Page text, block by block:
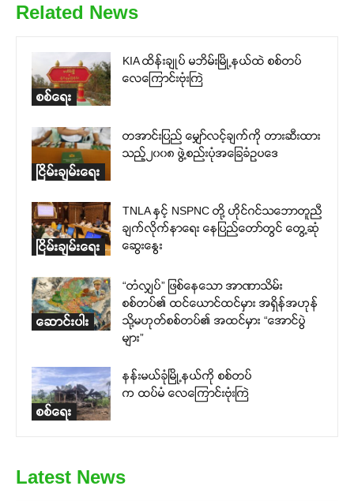
Related News
စစ်ရေး
KIA ထိန်းချုပ် မဘိမ်းမြို့နယ်ထဲ စစ်တပ်
လေကြောင်းဗုံးကြဲ
ငြိမ်းချမ်းရေး
တအာင်းပြည် မျှော်လင့်ချက်ကို တားဆီးထား
သည့်၂၀၀၈ ဖွဲ့စည်းပုံအခြေခံဥပဒေ
ငြိမ်းချမ်းရေး
TNLA နှင့် NSPNC တို့ ဟိုင်ဂင်သဘောတူညီ
ချက်လိုက်နာရေး နေပြည်တော်တွင် တွေ့ဆုံ
ဆွေးနွေး
ဆောင်းပါး
“တံလျှပ်” ဖြစ်နေသော အာဏာသိမ်း
စစ်တပ်၏ ထင်ယောင်ထင်မှား အရှိန်အဟုန်
သို့မဟုတ်စစ်တပ်၏ အထင်မှား “အောင်ပွဲ
များ”
စစ်ရေး
နန်းမယ်ခုံမြို့နယ်ကို စစ်တပ်
က ထပ်မံ လေကြောင်းဗုံးကြဲ
Latest News